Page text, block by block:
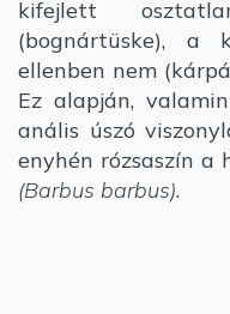
kifejlett
(bognártüske), a
ellenben nem
Ez alapján,
anális úszó
enyhén rózsaszín a
(Barbus barbus).